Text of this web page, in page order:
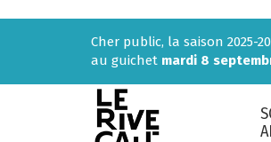
Cher public, la saison 2025-
au guichet mardi 8